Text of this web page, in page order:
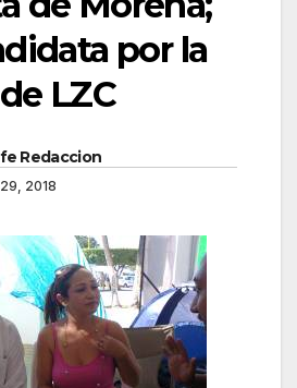
por la
LZC
Redaccion
29, 2018